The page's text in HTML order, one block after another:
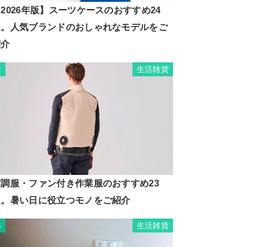
年版】スーツケースのおすすめ24
人気ブランドのおしゃれなモデルをご
生活雑貨
服・ファン付き作業服のおすすめ23
暑い日に役立つモノをご紹介
生活雑貨